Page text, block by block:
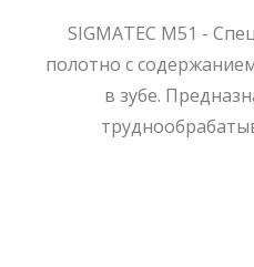
SIGMATEC M51 -
полотно с
в зубе.